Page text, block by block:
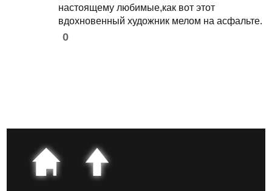
настоящему любимые,как вот этот
вдохновенный художник мелом на асфальте.
0